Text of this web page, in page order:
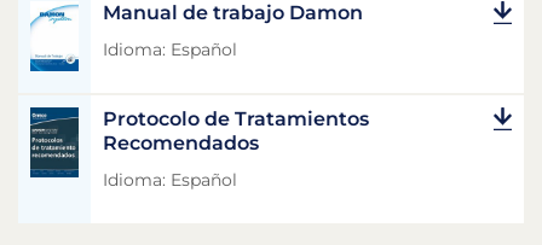
Manual de trabajo Damon
Idioma: Español
Protocolo de Tratamientos
Recomendados
Idioma: Español